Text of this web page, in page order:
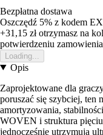
Bezpłatna dostawa
Oszczędź 5% z kodem
+31,15 złotrzymasz na
potwierdzeniu zamowienia
Loading...
Opis
Zaprojektowane dla
poruszać się szybciej, ten
amortyzowania,
WOVEN i struktura pięciu
jednocześnie utrzymują